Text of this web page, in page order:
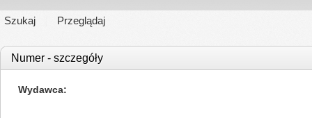
Szukaj Przeglądaj
Numer - szczegóły
Wydawca